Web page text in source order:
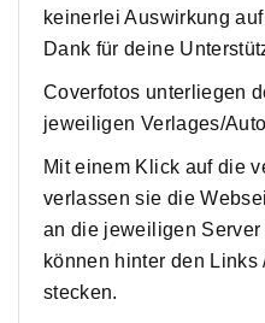
keinerlei Auswirkung
Dank für deine
Coverfotos unterliegen
jeweiligen Verlages/
Mit einem Klick auf die
verlassen sie die
an die jeweiligen
können hinter den
stecken.